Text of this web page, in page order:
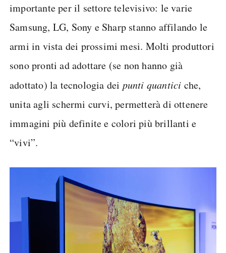
importante per il settore televisivo: le varie
Samsung, LG, Sony e Sharp stanno affilando le
armi in vista dei prossimi mesi. Molti produttori
sono pronti ad adottare (se non hanno già
adottato) la tecnologia dei punti quantici che,
unita agli schermi curvi, permetterà di ottenere
immagini più definite e colori più brillanti e
“vivi”.